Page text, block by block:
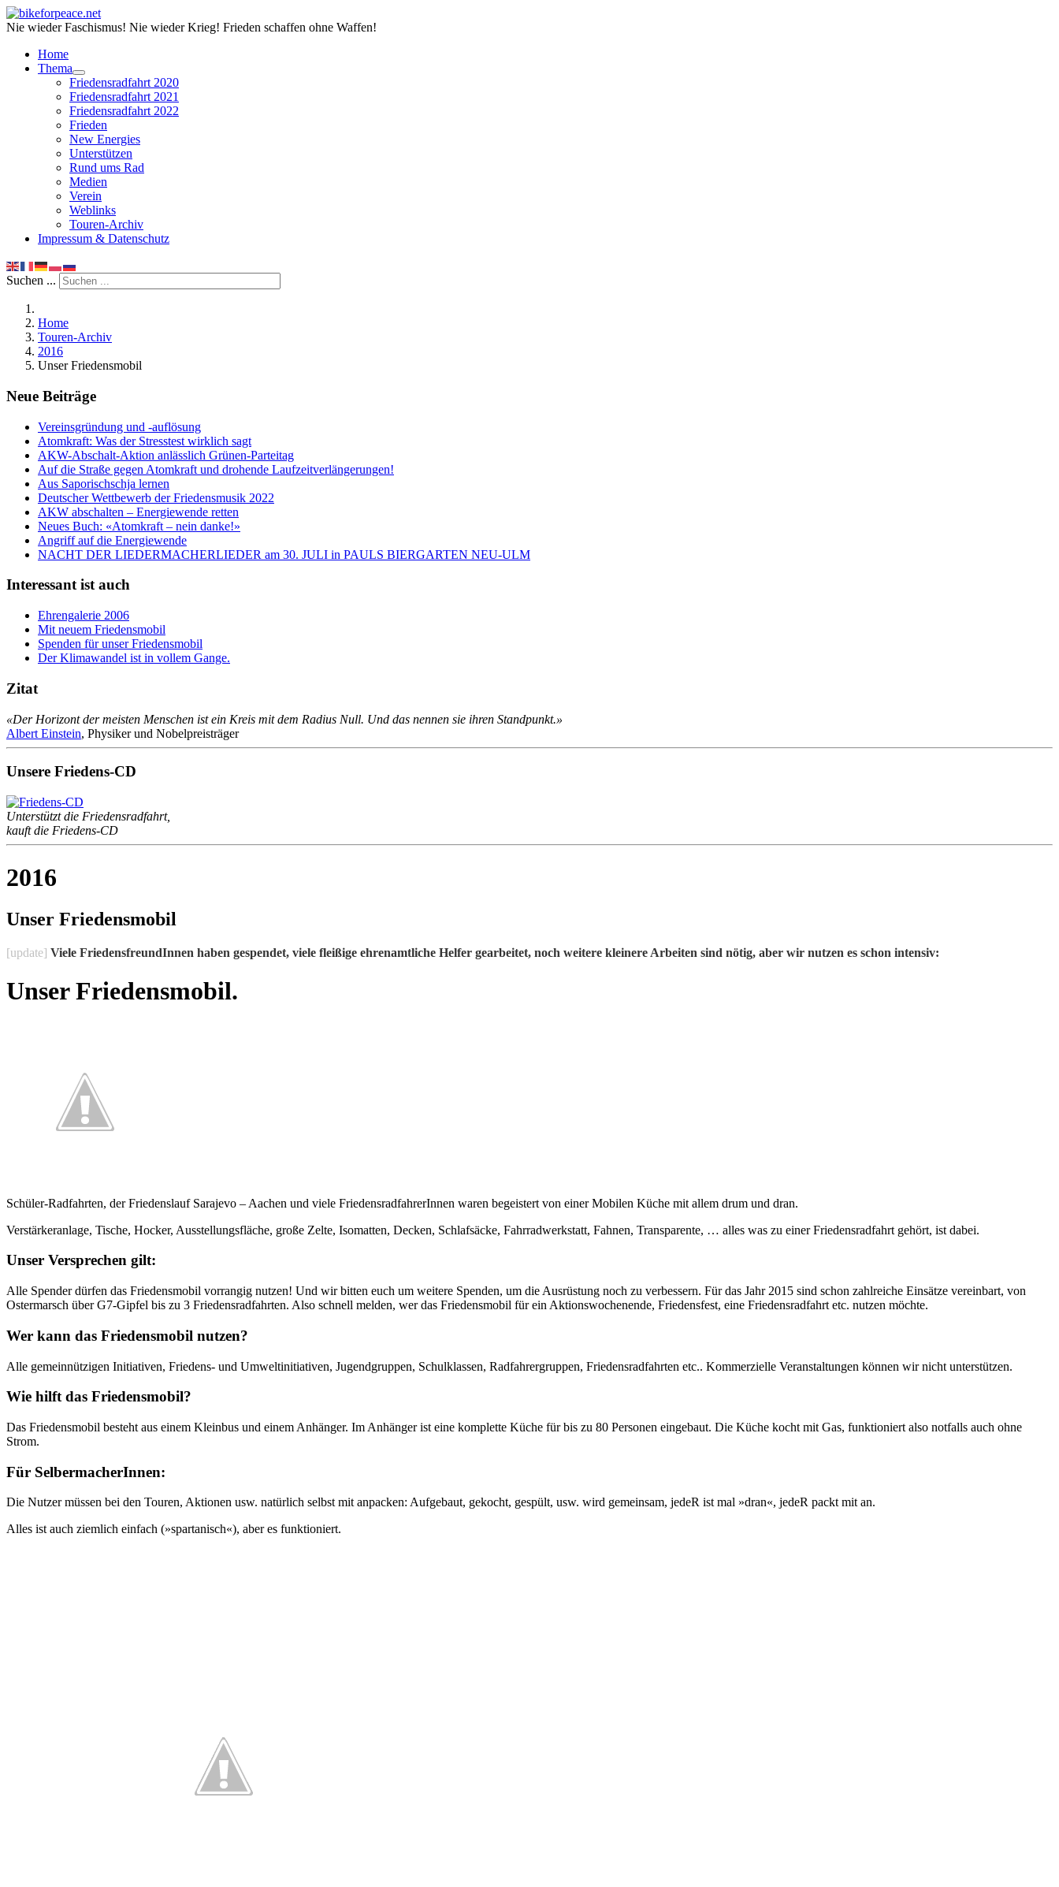
Nie wieder Faschismus! Nie wieder Krieg! Frieden schaffen ohne Waffen!
Home
Thema
Friedensradfahrt 2020
Friedensradfahrt 2021
Friedensradfahrt 2022
Frieden
New Energies
Unterstützen
Rund ums Rad
Medien
Verein
Weblinks
Touren-Archiv
Impressum & Datenschutz
Suchen ...
Home
Touren-Archiv
2016
Unser Friedensmobil
Neue Beiträge
Vereinsgründung und -auflösung
Atomkraft: Was der Stresstest wirklich sagt
AKW-Abschalt-Aktion anlässlich Grünen-Parteitag
Auf die Straße gegen Atomkraft und drohende Laufzeitverlängerungen!
Aus Saporischschja lernen
Deutscher Wettbewerb der Friedensmusik 2022
AKW abschalten – Energiewende retten
Neues Buch: «Atomkraft – nein danke!»
Angriff auf die Energiewende
NACHT DER LIEDERMACHERLIEDER am 30. JULI in PAULS BIERGARTEN NEU-ULM
Interessant ist auch
Ehrengalerie 2006
Mit neuem Friedensmobil
Spenden für unser Friedensmobil
Der Klimawandel ist in vollem Gange.
Zitat
«Der Horizont der meisten Menschen ist ein Kreis mit dem Radius Null. Und das nennen sie ihren Standpunkt.»
Albert Einstein, Physiker und Nobelpreisträger
Unsere Friedens-CD
Unterstützt die Friedensradfahrt,
kauft die Friedens-CD
2016
Unser Friedensmobil
[update] Viele FriedensfreundInnen haben gespendet, viele fleißige ehrenamtliche Helfer gearbeitet, noch weitere kleinere Arbeiten sind nötig, aber wir nutzen es schon intensiv:
Unser Friedensmobil.
Schüler-Radfahrten, der Friedenslauf Sarajevo – Aachen und viele FriedensradfahrerInnen waren begeistert von einer Mobilen Küche mit allem drum und dran.
Verstärkeranlage, Tische, Hocker, Aus­stel­lungs­fläche, große Zelte, Isomatten, Decken, Schlaf­säcke, Fahrradwerkstatt, Fahnen, Transparente, … alles was zu einer Friedensradfahrt gehört, ist dabei.
Unser Versprechen gilt:
Alle Spender dürfen das Friedens­mobil vorrangig nutzen! Und wir bitten euch um weitere Spenden, um die Aus­rüs­tung noch zu verbessern. Für das Jahr 2015 sind schon zahlreiche Einsätze vereinbart, von
Oster­marsch über G7-Gipfel bis zu 3 Friedens­rad­fahr­ten. Also schnell melden, wer das Frie­dens­mobil für ein Aktions­wochen­ende, Friedens­fest, eine Friedensradfahrt etc. nutzen möchte.
Wer kann das Friedensmobil nutzen?
Alle gemeinnützigen Initiativen, Friedens- und Umwelt­initi­ati­ven, Jugendgruppen, Schul­klas­sen, Radfahrer­gruppen, Frie­dens­radfahrten etc.. Kommerzielle Veranstaltungen können wir nicht unterstützen.
Wie hilft das Friedensmobil?
Das Friedensmobil besteht aus einem Kleinbus und einem Anhänger. Im Anhänger ist eine kom­plette Küche für bis zu 80 Personen eingebaut. Die Küche kocht mit Gas, funktioniert also not­falls auch ohne
Strom.
Für SelbermacherInnen:
Die Nutzer müssen bei den Touren, Aktionen usw. natürlich selbst mit anpacken: Aufgebaut, gekocht, gespült, usw. wird gemeinsam, jedeR ist mal »dran«, jedeR packt mit an.
Alles ist auch ziemlich einfach (»spartanisch«), aber es funktioniert.